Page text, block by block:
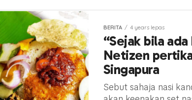
BERITA 4 years lepas
“Sejak bila
Netizen
Singapura
Sebut sahaja nasi